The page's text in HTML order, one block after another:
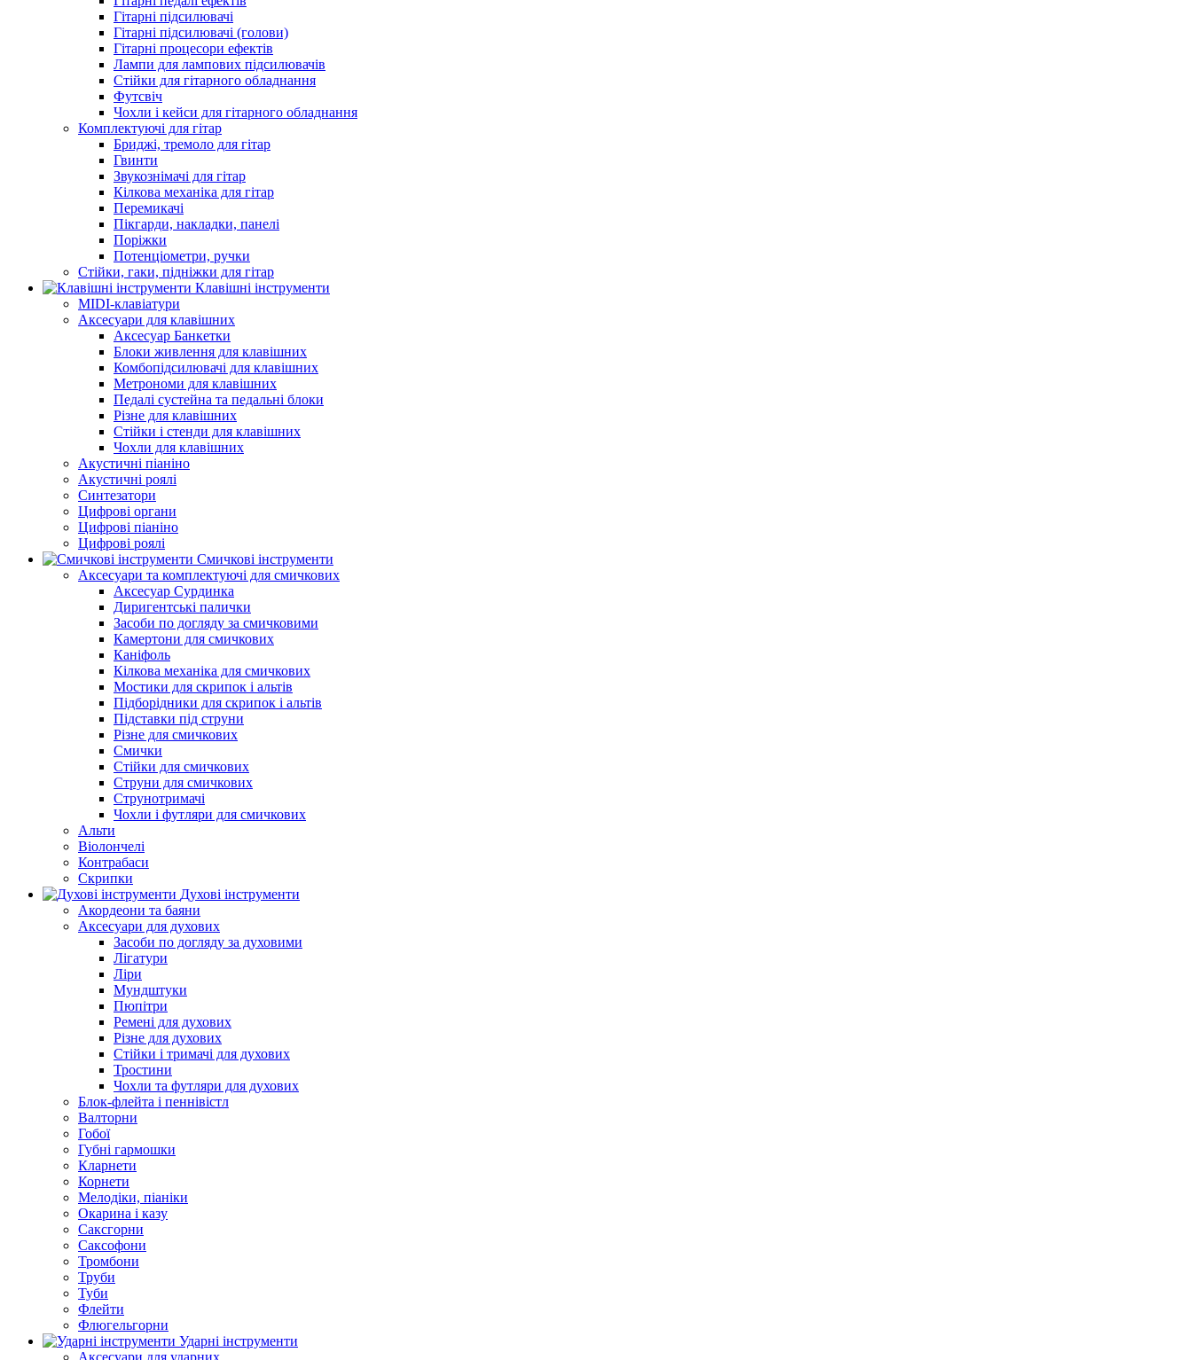
Гітарні підсилювачі
Гітарні підсилювачі (голови)
Гітарні процесори ефектів
Лампи для лампових підсилювачів
Стійки для гітарного обладнання
Футсвіч
Чохли і кейси для гітарного обладнання
Комплектуючі для гітар
Бриджі, тремоло для гітар
Гвинти
Звукознімачі для гітар
Кілкова механіка для гітар
Перемикачі
Пікгарди, накладки, панелі
Поріжки
Потенціометри, ручки
Стійки, гаки, підніжки для гітар
Клавішні інструменти
MIDI-клавіатури
Аксесуари для клавішних
Аксесуар Банкетки
Блоки живлення для клавішних
Комбопідсилювачі для клавішних
Метрономи для клавішних
Педалі сустейна та педальні блоки
Різне для клавішних
Стійки і стенди для клавішних
Чохли для клавішних
Акустичні піаніно
Акустичні роялі
Синтезатори
Цифрові органи
Цифрові піаніно
Цифрові роялі
Смичкові інструменти
Аксесуари та комплектуючі для смичкових
Аксесуар Сурдинка
Диригентські палички
Засоби по догляду за смичковими
Камертони для смичкових
Каніфоль
Кілкова механіка для смичкових
Мостики для скрипок і альтів
Підборiдники для скрипок і альтів
Підставки під струни
Різне для смичкових
Смички
Стійки для смичкових
Струни для смичкових
Струнотримачі
Чохли і футляри для смичкових
Альти
Віолончелі
Контрабаси
Скрипки
Духові інструменти
Акордеони та баяни
Аксесуари для духових
Засоби по догляду за духовими
Лігатури
Ліри
Мундштуки
Пюпітри
Ремені для духових
Різне для духових
Стійки і тримачі для духових
Тростини
Чохли та футляри для духових
Блок-флейта і пеннівістл
Валторни
Гобої
Губні гармошки
Кларнети
Корнети
Мелодіки, піаніки
Окарина і казу
Саксгорни
Саксофони
Тромбони
Труби
Туби
Флейти
Флюгельгорни
Ударні інструменти
Аксесуари для ударних